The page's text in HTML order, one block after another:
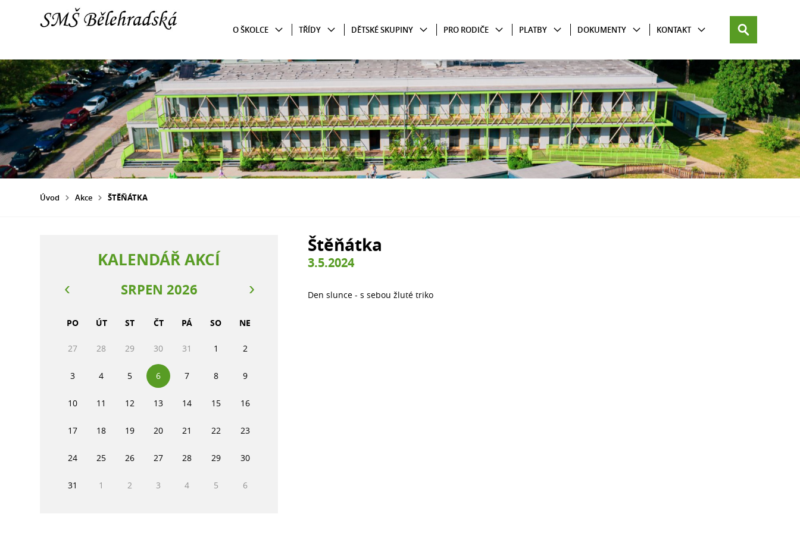
O ŠKOLCE TŘÍDY DĚTSKÉ SKUPINY PRO RODIČE PLATBY DOKUMENTY KONTAKT
Úvod Akce ŠTĚŇÁTKA
Štěňátka
3.5.2024
Den slunce - s sebou žluté triko
KALENDÁŘ AKCÍ
SRPEN 2026
PO ÚT ST ČT PÁ SO NE
27 28 29 30 31 1 2
3 4 5 6 7 8 9
10 11 12 13 14 15 16
17 18 19 20 21 22 23
24 25 26 27 28 29 30
31 1 2 3 4 5 6